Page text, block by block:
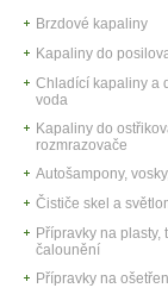
Brzdové kapaliny
Kapaliny do
Chladící kapaliny a
voda
Kapaliny do
rozmrazovače
Autošampony,
Čističe skel a
Přípravky na plasty,
čalounění
Přípravky na